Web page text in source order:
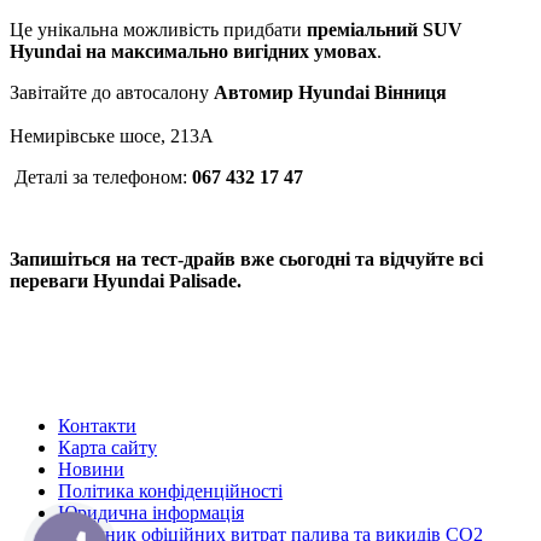
Це унікальна можливість придбати преміальний SUV
Hyundai на максимально вигідних умовах.
Завітайте до автосалону Автомир Hyundai Вінниця
Немирівське шосе, 213А
Деталі за телефоном: 067 432 17 47
Запишіться на тест-драйв вже сьогодні та відчуйте всі
переваги Hyundai Palisade.
Контакти
Карта сайту
Новини
Політика конфіденційності
Юридична інформація
Довідник офіційних витрат палива та викидів СО2